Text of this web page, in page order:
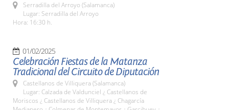
Serradilla del Arroyo (Salamanca)
Lugar: Serradilla del Arroyo
Hora: 16:30 h.
01/02/2025
Celebración Fiestas de la Matanza
Tradicional del Circuito de Diputación
Castellanos de Villiquera (Salamanca)
Lugar: Calzada de Valdunciel ¿ Castellanos de
Moriscos ¿ Castellanos de Villiquera ¿ Chagarcía